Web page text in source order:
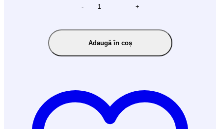
- +
Adaugă în coș